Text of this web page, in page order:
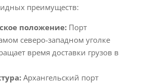
преимуществ:
положение:Порт
северо-западном уголке
время доставки грузов в
Архангельский порт